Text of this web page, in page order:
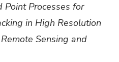
Point Processes for
in High Resolution
Sensing and